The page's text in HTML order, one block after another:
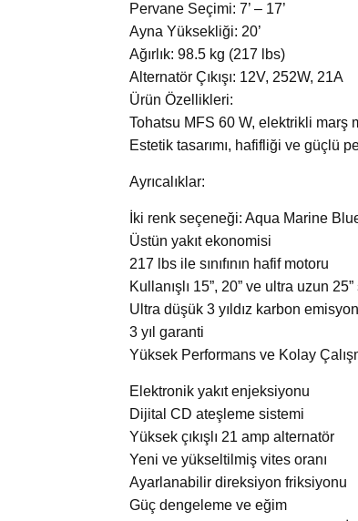
Pervane Seçimi: 7’ – 17’
Ayna Yüksekliği: 20’
Ağırlık: 98.5 kg (217 lbs)
Alternatör Çıkışı: 12V, 252W, 21A
Ürün Özellikleri:
Tohatsu MFS 60 W, elektrikli marş
Estetik tasarımı, hafifliği ve güçlü
Ayrıcalıklar:
İki renk seçeneği: Aqua Marine
Üstün yakıt ekonomisi
217 lbs ile sınıfının hafif motoru
Kullanışlı 15”, 20” ve ultra uzun
Ultra düşük 3 yıldız karbon
3 yıl garanti
Yüksek Performans ve Kolay
Elektronik yakıt enjeksiyonu
Dijital CD ateşleme sistemi
Yüksek çıkışlı 21 amp alternatör
Yeni ve yükseltilmiş vites oranı
Ayarlanabilir direksiyon friksiyonu
Güç dengeleme ve eğim